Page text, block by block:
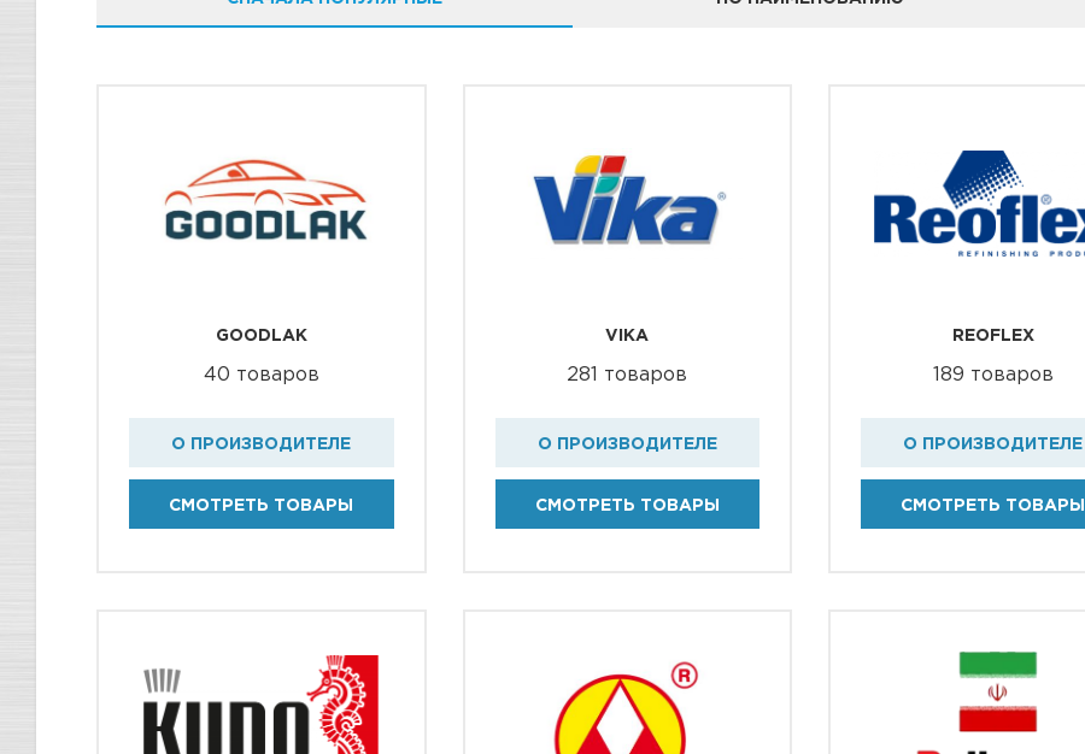
GOODLAK
40 товаров
О ПРОИЗВОДИТЕЛЕ
СМОТРЕТЬ ТОВАРЫ
VIKA
281 товаров
О ПРОИЗВОДИТЕЛЕ
СМОТРЕТЬ ТОВАРЫ
REOFLEX
189 товаров
О ПРОИЗВОДИТЕЛЕ
СМОТРЕТЬ ТОВАРЫ